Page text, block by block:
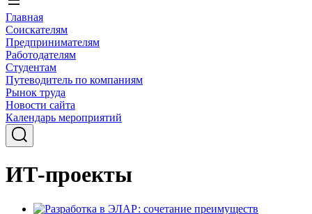
Главная
Соискателям
Предпринимателям
Работодателям
Студентам
Путеводитель по компаниям
Рынок труда
Новости сайта
Календарь мероприятий
ИТ-проекты